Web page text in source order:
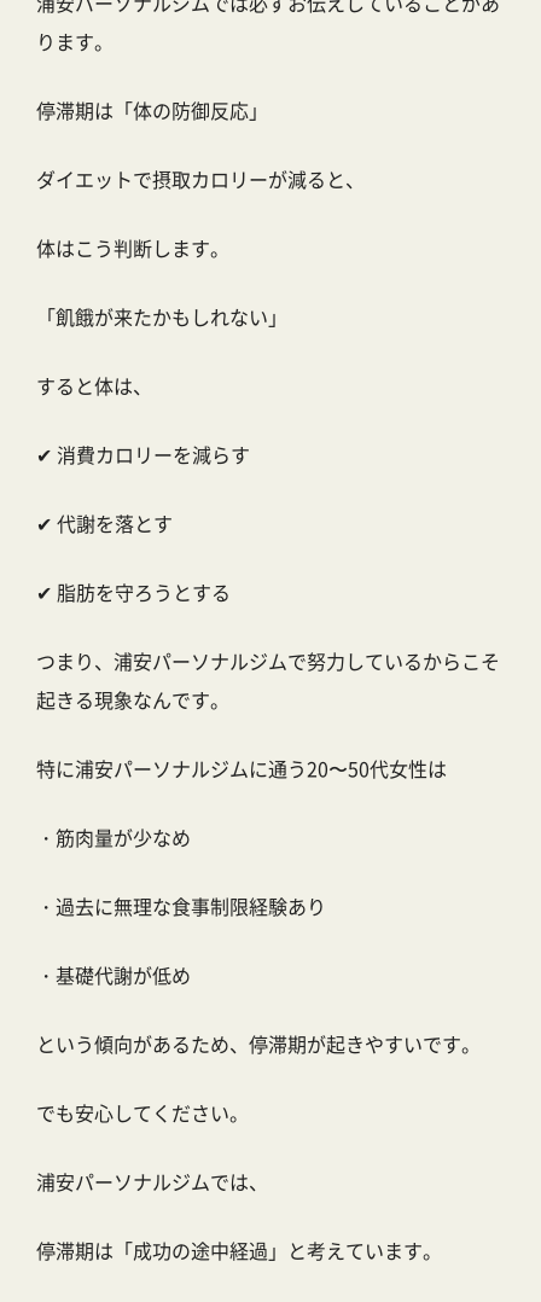
ります。
停滞期は「体の防御反応」
ダイエットで摂取カロリーが減ると、
体はこう判断します。
「飢餓が来たかもしれない」
すると体は、
✔ 消費カロリーを減らす
✔ 代謝を落とす
✔ 脂肪を守ろうとする
つまり、浦安パーソナルジムで努力しているからこそ
起きる現象なんです。
特に浦安パーソナルジムに通う20〜50代女性は
・筋肉量が少なめ
・過去に無理な食事制限経験あり
・基礎代謝が低め
という傾向があるため、停滞期が起きやすいです。
でも安心してください。
浦安パーソナルジムでは、
停滞期は「成功の途中経過」と考えています。